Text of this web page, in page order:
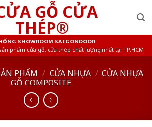
SHOWROOM SAIGONDOOR
phẩm cửa gỗ, cửa thép chất lượng nhất tại TP.HCM
PHẨM / CỬA NHỰA / CỬA NHỰA
GỖ COMPOSITE